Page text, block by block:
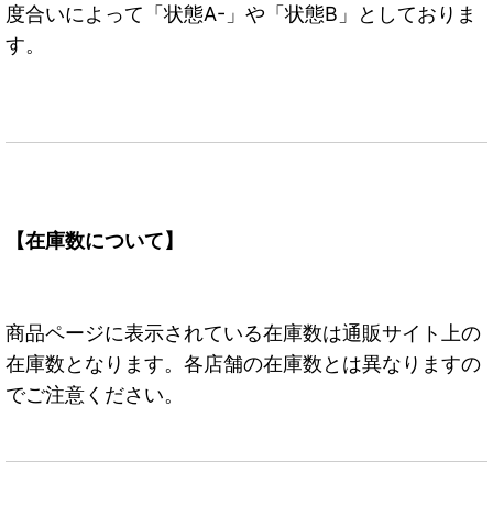
度合いによって「状態A-」や「状態B」としておりま
す。
【在庫数について】
商品ページに表示されている在庫数は通販サイト上の
在庫数となります。各店舗の在庫数とは異なりますの
でご注意ください。